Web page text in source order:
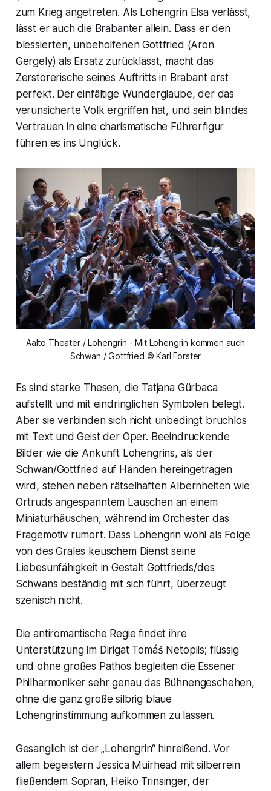
zum Krieg angetreten. Als Lohengrin Elsa verlässt,
lässt er auch die Brabanter allein. Dass er den
blessierten, unbeholfenen Gottfried (Aron
Gergely) als Ersatz zurücklässt, macht das
Zerstörerische seines Auftritts in Brabant erst
perfekt. Der einfältige Wunderglaube, der das
verunsicherte Volk ergriffen hat, und sein blindes
Vertrauen in eine charismatische Führerfigur
führen es ins Unglück.
Aalto Theater / Lohengrin - Mit Lohengrin kommen auch
Schwan / Gottfried © Karl Forster
Es sind starke Thesen, die Tatjana Gürbaca
aufstellt und mit eindringlichen Symbolen belegt.
Aber sie verbinden sich nicht unbedingt bruchlos
mit Text und Geist der Oper. Beeindruckende
Bilder wie die Ankunft Lohengrins, als der
Schwan/Gottfried auf Händen hereingetragen
wird, stehen neben rätselhaften Albernheiten wie
Ortruds angespanntem Lauschen an einem
Miniaturhäuschen, während im Orchester das
Fragemotiv rumort. Dass Lohengrin wohl als Folge
von des Grales keuschem Dienst seine
Liebesunfähigkeit in Gestalt Gottfrieds/des
Schwans beständig mit sich führt, überzeugt
szenisch nicht.
Die antiromantische Regie findet ihre
Unterstützung im Dirigat Tomáš Netopils; flüssig
und ohne großes Pathos begleiten die Essener
Philharmoniker sehr genau das Bühnengeschehen,
ohne die ganz große silbrig blaue
Lohengrinstimmung aufkommen zu lassen.
Gesanglich ist der „Lohengrin“ hinreißend. Vor
allem begeistern Jessica Muirhead mit silberrein
fließendem Sopran, Heiko Trinsinger, der